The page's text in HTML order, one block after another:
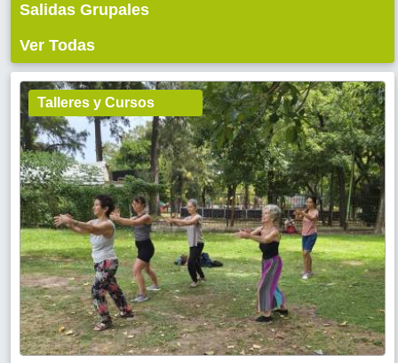
Salidas Grupales
Ver Todas
Talleres y Cursos